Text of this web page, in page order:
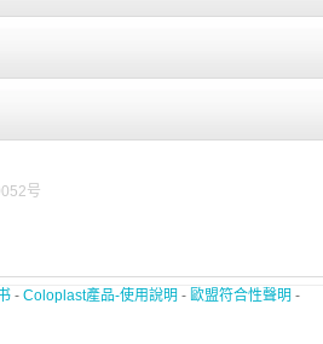
号
- Coloplast產品-使用說明 - 歐盟符合性聲明 -